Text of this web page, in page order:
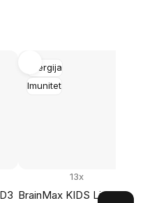
Energija
Imunitet
BrainMax KIDS Liquid
13x